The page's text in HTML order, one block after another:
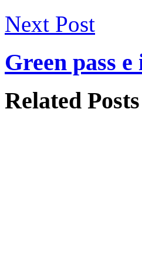
Next Post
Green pass
Related Posts